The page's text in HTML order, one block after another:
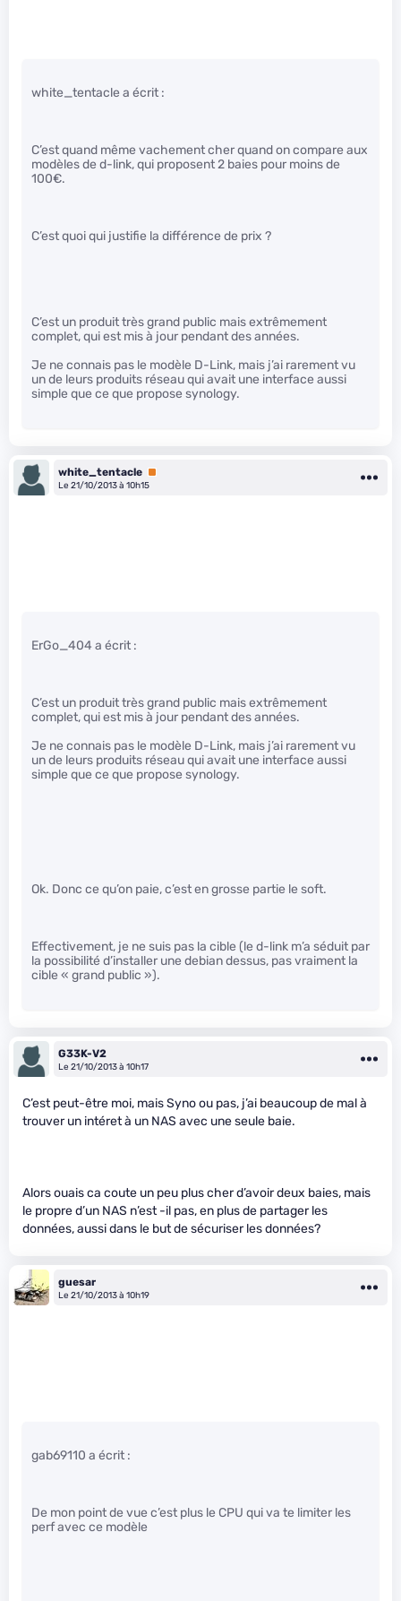
white_tentacle a écrit :
C’est quand même vachement cher quand on compare aux
modèles de d-link, qui proposent 2 baies pour moins de
100€.
C’est quoi qui justifie la différence de prix ?
C’est un produit très grand public mais extrêmement
complet, qui est mis à jour pendant des années.
Je ne connais pas le modèle D-Link, mais j’ai rarement vu
un de leurs produits réseau qui avait une interface aussi
simple que ce que propose synology.
white_tentacle Premium
Le 21/10/2013 à 10h15
ErGo_404 a écrit :
C’est un produit très grand public mais extrêmement
complet, qui est mis à jour pendant des années.
Je ne connais pas le modèle D-Link, mais j’ai rarement vu
un de leurs produits réseau qui avait une interface aussi
simple que ce que propose synology.
Ok. Donc ce qu’on paie, c’est en grosse partie le soft.
Effectivement, je ne suis pas la cible (le d-link m’a séduit par
la possibilité d’installer une debian dessus, pas vraiment la
cible « grand public »).
G33K-V2
Le 21/10/2013 à 10h17
C’est peut-être moi, mais Syno ou pas, j’ai beaucoup de mal à
trouver un intéret à un NAS avec une seule baie.
Alors ouais ca coute un peu plus cher d’avoir deux baies, mais
le propre d’un NAS n’est -il pas, en plus de partager les
données, aussi dans le but de sécuriser les données?
guesar
Le 21/10/2013 à 10h19
gab69110 a écrit :
De mon point de vue c’est plus le CPU qui va te limiter les
perf avec ce modèle